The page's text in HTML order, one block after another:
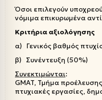
Όσοι επιλεγούν
νόμιμα επικυρωμένα
Κριτήρια αξιολόγησης
α) Γενικός βαθμός
β) Συνέντευξη (50%)
Συνεκτιμώνται:
GMAT, Τμήμα
πτυχιακές εργασίες,